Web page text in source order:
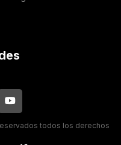
todos los derechos